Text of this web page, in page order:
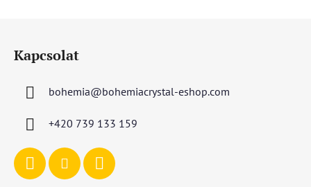
Kapcsolat
bohemia@bohemiacrystal-eshop.com
+420 739 133 159